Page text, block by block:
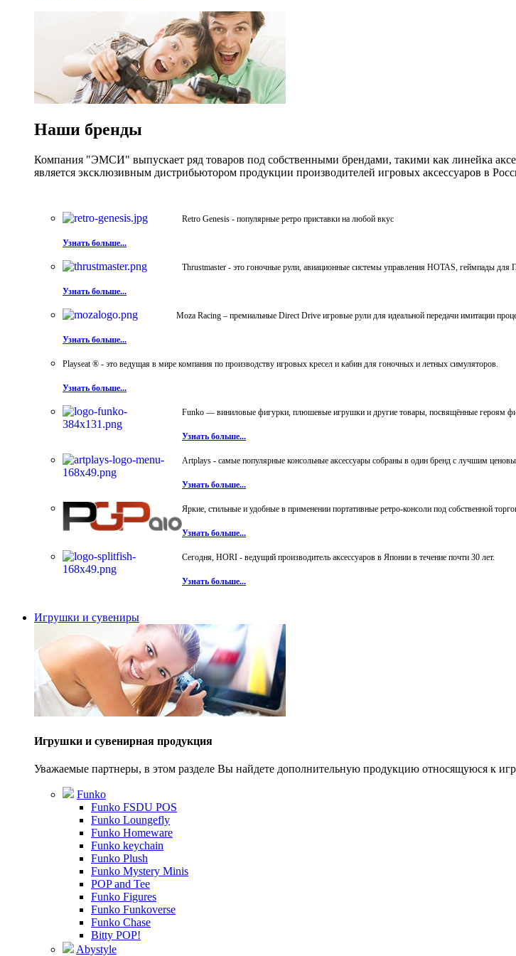
Наши бренды
Компания "ЭМСИ" выпускает ряд товаров под собственными брендами, такими как линейка
является эксклюзивным дистрибьютором продукции производителей игровых аксессуаров в
Retro Genesis - популярные ретро приставки на любой вкус
Узнать больше...
Thrustmaster - это гоночные рули, авиационные системы управления HOTAS, геймпады для
Узнать больше...
Moza Racing – премиальные Direct Drive игровые рули для идеальной передачи имитации
Узнать больше...
Playseat ® - это ведущая в мире компания по производству игровых кресел и кабин для гоночных и летных симуляторов.
Узнать больше...
Funko — виниловые фигурки, плюшевые игрушки и другие товары, посвящённые героям
Узнать больше...
Artplays - самые популярные консольные аксессуары собраны в один бренд с лучшим
Узнать больше...
Яркие, стильные и удобные в применении портативные ретро-консоли под собственной
Узнать больше...
Сегодня, HORI - ведущий производитель аксессуаров в Японии в течение почти 30 лет.
Узнать больше...
Игрушки и сувениры
Игрушки и сувенирная продукция
Уважаемые партнеры, в этом разделе Вы найдете дополнительную продукцию относящуюся к
Funko
Funko FSDU POS
Funko Loungefly
Funko Homeware
Funko keychain
Funko Plush
Funko Mystery Minis
POP and Tee
Funko Figures
Funko Funkoverse
Funko Chase
Bitty POP!
Abystyle